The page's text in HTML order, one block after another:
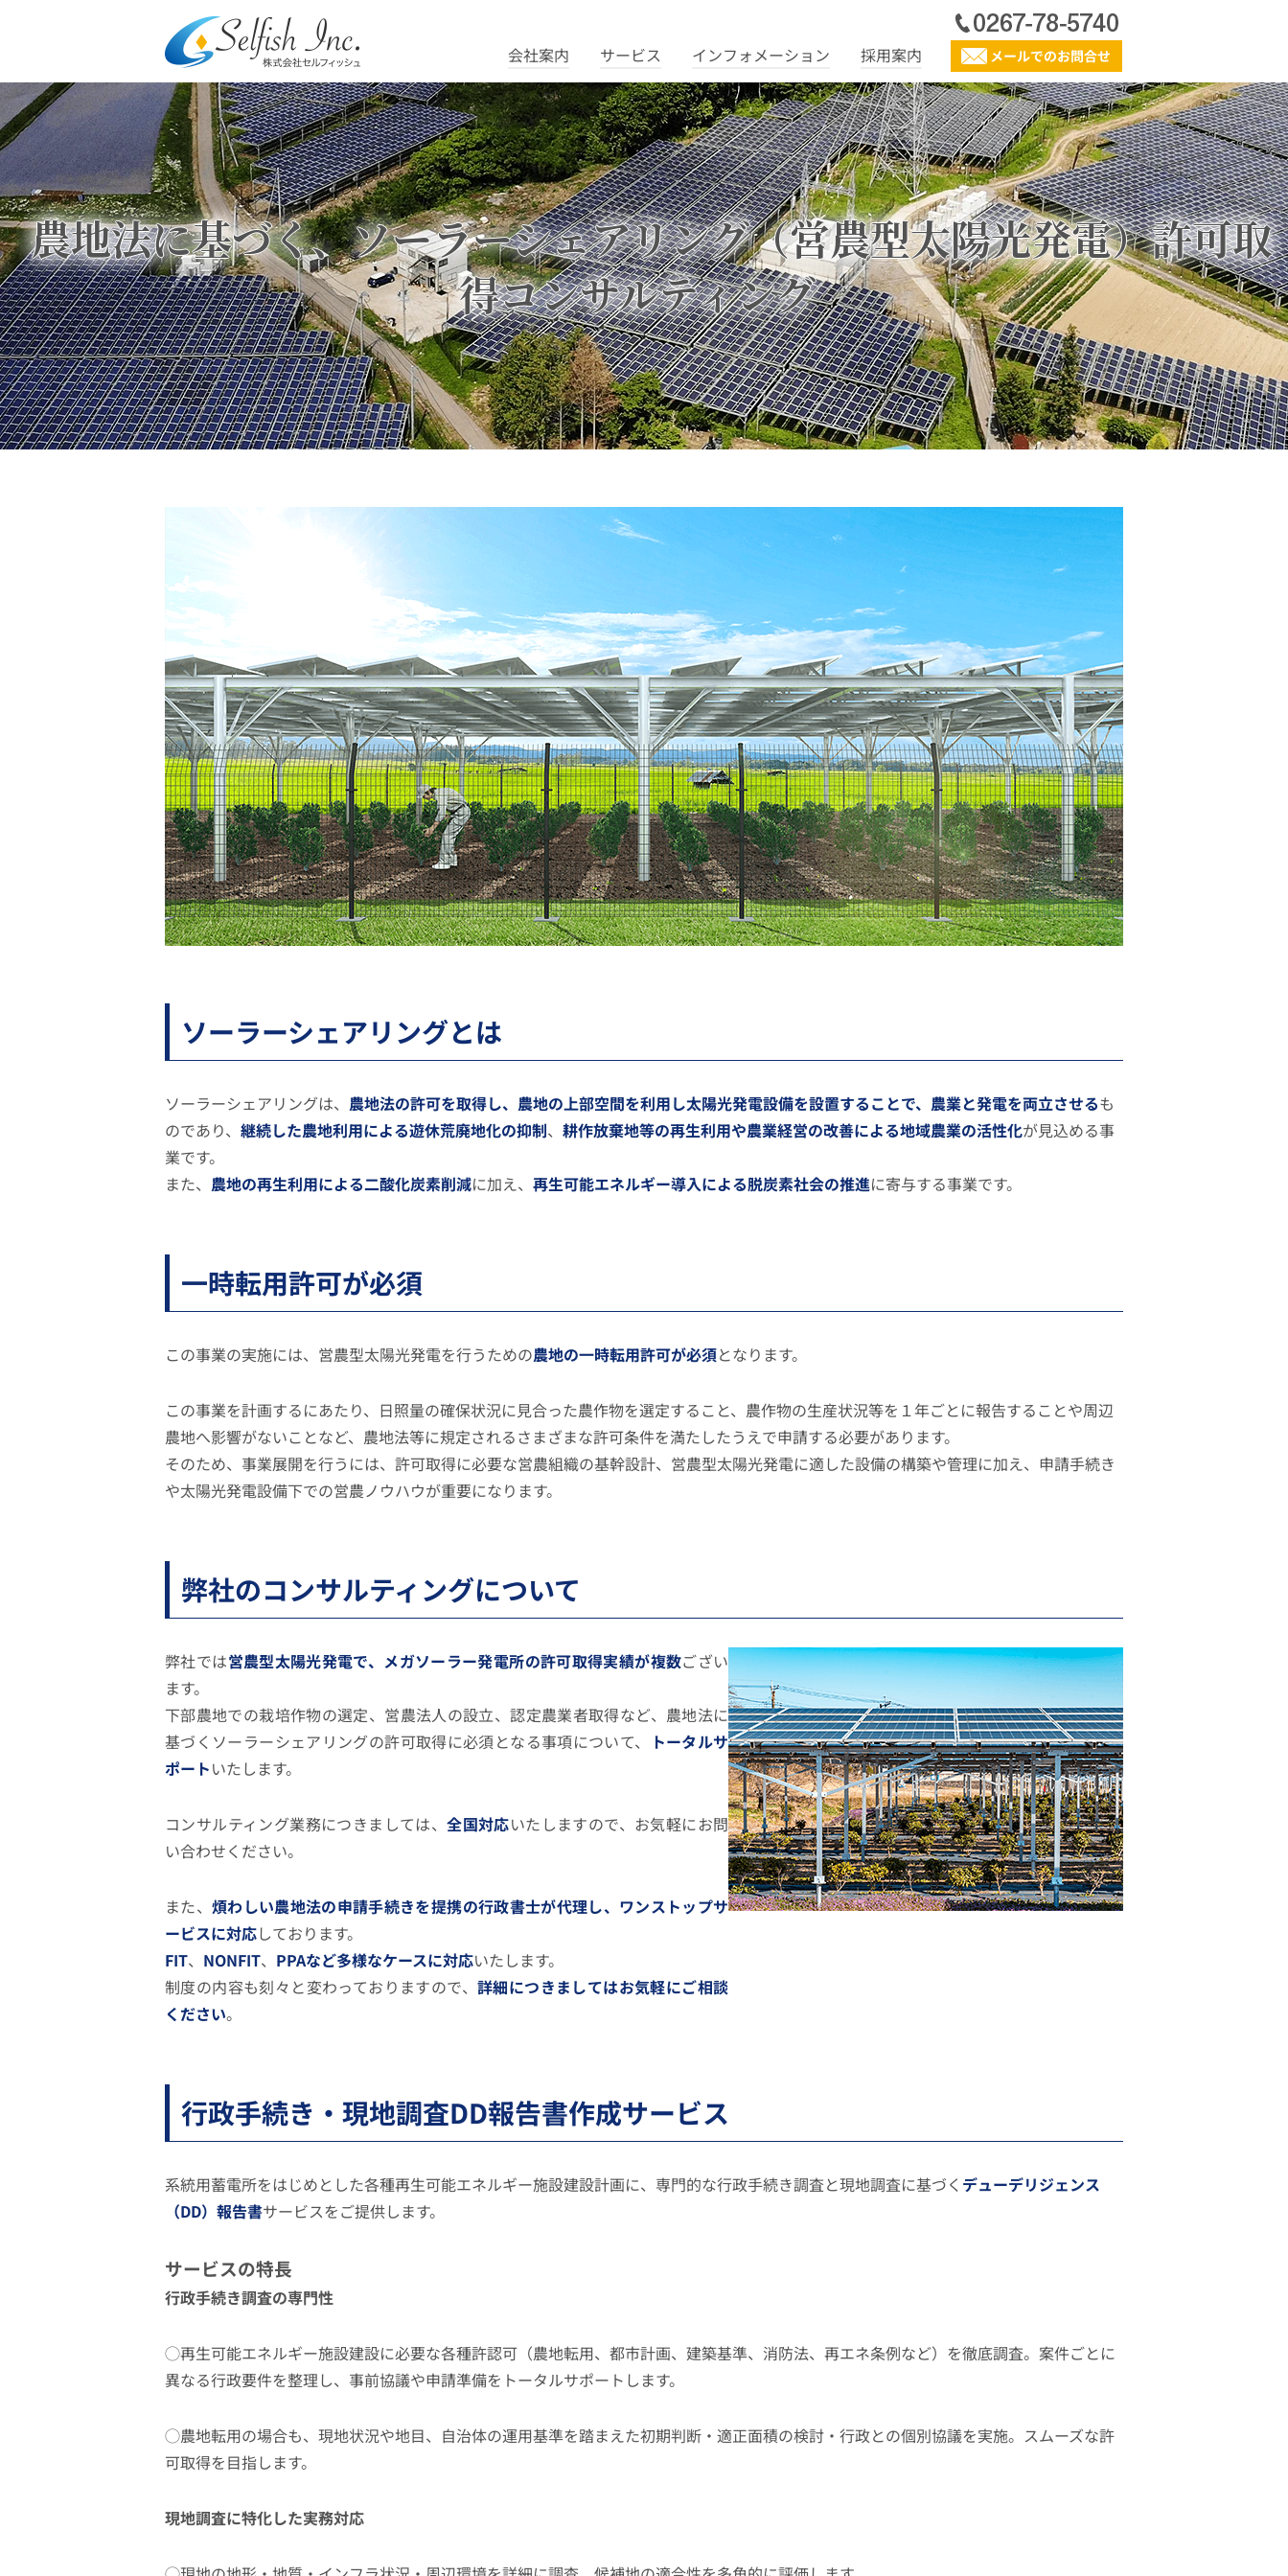
会社案内 サービス インフォメーション 採用案内 メールでのお問合せ
農地法に基づく、ソーラーシェアリング（営農型太陽光発電）許可取
得コンサルティング
ソーラーシェアリングとは
ソーラーシェアリングは、 農地法の許可を取得し、農地の上部空間を利用し太陽光発電設備を設置することで、農業と発電を両立させるも
のであり、 継続した農地利用による遊休荒廃地化の抑制、 耕作放棄地等の再生利用や農業経営の改善による地域農業の活性化が見込める事
業です。
また、 農地の再生利用による二酸化炭素削減に加え、 再生可能エネルギー導入による脱炭素社会の推進に寄与する事業です。
一時転用許可が必須
この事業の実施には、営農型太陽光発電を行うための農地の一時転用許可が必須となります。
この事業を計画するにあたり、日照量の確保状況に見合った農作物を選定すること、農作物の生産状況等を１年ごとに報告することや周辺
農地へ影響がないことなど、農地法等に規定されるさまざまな許可条件を満たしたうえで申請する必要があります。
そのため、事業展開を行うには、許可取得に必要な営農組織の基幹設計、営農型太陽光発電に適した設備の構築や管理に加え、申請手続き
や太陽光発電設備下での営農ノウハウが重要になります。
弊社のコンサルティングについて
弊社では営農型太陽光発電で、メガソーラー発電所の許可取得実績が複数ござい
ます。
下部農地での栽培作物の選定、営農法人の設立、認定農業者取得など、農地法に
基づくソーラーシェアリングの許可取得に必須となる事項について、
トータルサ
ポートいたします。
コンサルティング業務につきましては、全国対応いたしますので、お気軽にお問
い合わせください。
また、煩わしい農地法の申請手続きを提携の行政書士が代理し、ワンストップサ
ービスに対応しております。
FIT、 NONFIT、 PPAなど多様なケースに対応いたします。
制度の内容も刻々と変わっておりますので、 詳細につきましてはお気軽にご相談
ください。
行政手続き・現地調査DD報告書作成サービス
系統用蓄電所をはじめとした各種再生可能エネルギー施設建設計画に、専門的な行政手続き調査と現地調査に基づく デューデリジェンス
（DD）報告書サービスをご提供します。
サービスの特長
行政手続き調査の専門性
◯再生可能エネルギー施設建設に必要な各種許認可（農地転用、都市計画、建築基準、消防法、再エネ条例など）を徹底調査。案件ごとに
異なる行政要件を整理し、事前協議や申請準備をトータルサポートします。
◯農地転用の場合も、現地状況や地目、自治体の運用基準を踏まえた初期判断・適正面積の検討・行政との個別協議を実施。スムーズな許
可取得を目指します。
現地調査に特化した実務対応